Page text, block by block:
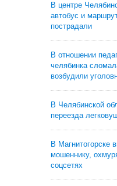
В центре
автобус и
пострадали
В отношении
челябинка
возбудили
В Челябинской
переезда
В Магнитогорске
мошеннику,
соцсетях